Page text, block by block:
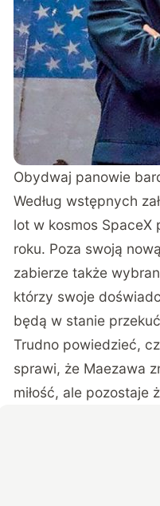
Obydwaj panowie
Według wstępnych
lot w kosmos SpaceX
roku. Poza swoją
zabierze także
którzy swoje
będą w stanie
Trudno powiedzieć,
sprawi, że Maezawa
miłość, ale pozostaje